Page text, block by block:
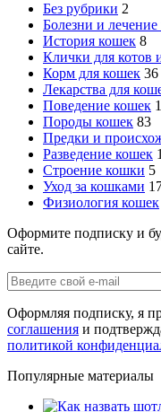
Без рубрики 2
Болезни и
История кошек 8
Клички для котов
Корм для кошек 36
Лекарства для
Поведение кошек
Породы кошек 83
Предки и
Разведение кошек
Строение кошки 5
Уход за кошками
Физиология кошек
Оформите подписку и
сайте.
Оформляя подписку, я
соглашения и
политикой
Популярные материалы